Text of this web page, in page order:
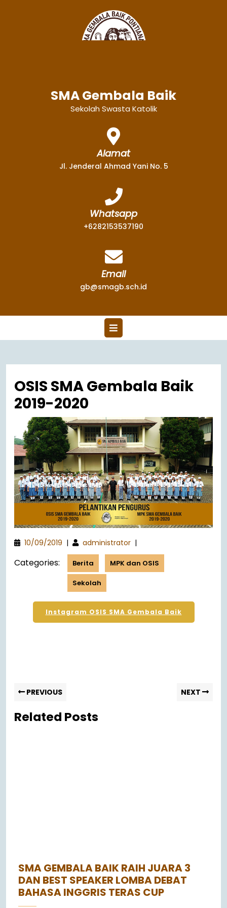
SMA Gembala Baik
Sekolah Swasta Katolik
Alamat
Jl. Jenderal Ahmad Yani No. 5
Whatsapp
+6282153537190
Email
gb@smagb.sch.id
OSIS SMA Gembala Baik
2019-2020
10/09/2019 | administrator |
Categories: Berita MPK dan OSIS
Sekolah
Instagram OSIS SMA Gembala Baik
PREVIOUS NEXT
Related Posts
SMA GEMBALA BAIK RAIH JUARA 3
DAN BEST SPEAKER LOMBA DEBAT
BAHASA INGGRIS TERAS CUP